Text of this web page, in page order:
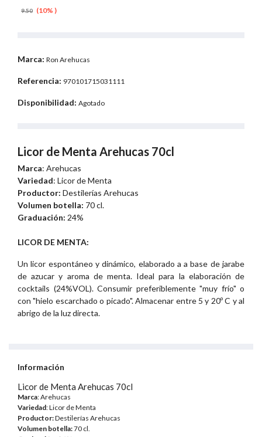
9.50 (10% )
Marca: Ron Arehucas
Referencia: 970101715031111
Disponibilidad: Agotado
Licor de Menta Arehucas 70cl
Marca: Arehucas
Variedad: Licor de Menta
Productor: Destilerías Arehucas
Volumen botella: 70 cl.
Graduación: 24%
LICOR DE MENTA:
Un licor espontáneo y dinámico, elaborado a a base de jarabe
de azucar y aroma de menta. Ideal para la elaboración de
cocktails (24%VOL). Consumir preferiblemente "muy frío" o
con "hielo escarchado o picado". Almacenar entre 5 y 20º C y al
abrigo de la luz directa.
Información
Licor de Menta Arehucas 70cl
Marca: Arehucas
Variedad: Licor de Menta
Productor:Destilerías Arehucas
Volumen botella:70 cl.